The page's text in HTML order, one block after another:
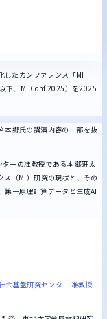
したカンファレンス「MI
下、MI Conf 2025）を2025
本郷氏の講演内容の一部を抜
ーの准教授である本郷研太
ス（MI）研究の現状と、その
第一原理計算データと生成AI
会基盤研究センター 准教授